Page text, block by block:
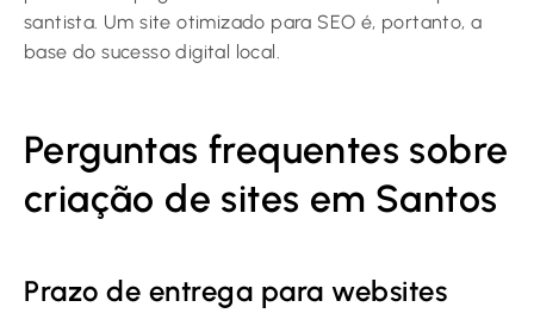
santista. Um site otimizado para SEO é, portanto, a
base do sucesso digital local.
Perguntas frequentes sobre
criação de sites em Santos
Prazo de entrega para websites